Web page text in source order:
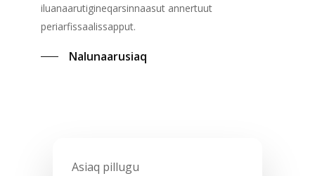
iluanaarutigineqarsinnaasut annertuut
periarfissaalissapput.
Nalunaarusiaq
Asiaq pillugu